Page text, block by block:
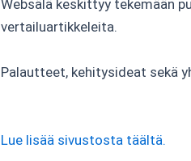
Websälä keskittyy tekemään
vertailuartikkeleita.
Palautteet, kehitysideat sekä
Lue lisää sivustosta täältä.